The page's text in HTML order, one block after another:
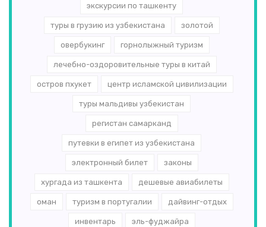
экскурсии по ташкенту
туры в грузию из узбекистана золотой
овербукинг горнолыжный туризм
лечебно-оздоровительные туры в китай
остров пхукет центр исламской цивилизации
туры мальдивы узбекистан
регистан самарканд
путевки в египет из узбекистана
электронный билет законы
хургада из ташкента дешевые авиабилеты
оман туризм в португалии дайвинг-отдых
инвентарь эль-­фуджайра